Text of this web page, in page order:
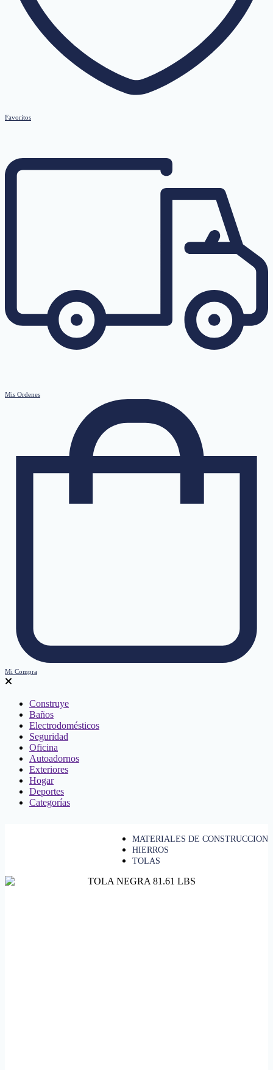
Favoritos
Mis Ordenes
Mi Compra
Construye
Baños
Electrodomésticos
Seguridad
Oficina
Autoadornos
Exteriores
Hogar
Deportes
Categorías
MATERIALES DE CONSTRUCCION
HIERROS
TOLAS